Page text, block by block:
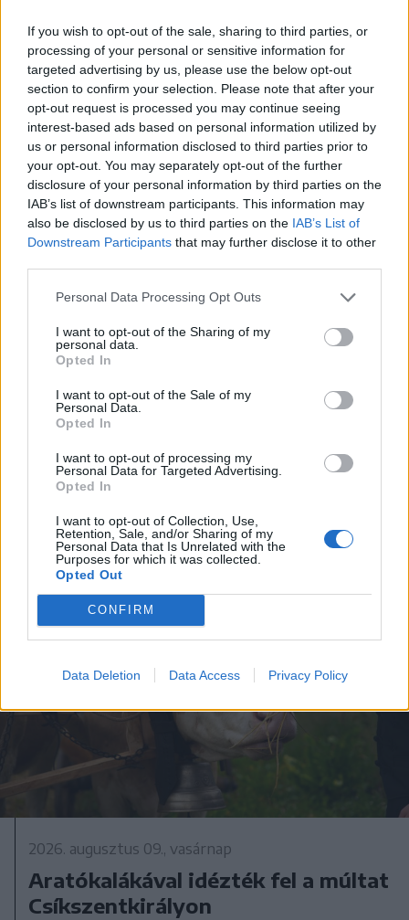
If you wish to opt-out of the sale, sharing to third parties, or
processing of your personal or sensitive information for
targeted advertising by us, please use the below opt-out
section to confirm your selection. Please note that after your
opt-out request is processed you may continue seeing
interest-based ads based on personal information utilized by
us or personal information disclosed to third parties prior to
your opt-out. You may separately opt-out of the further
disclosure of your personal information by third parties on the
IAB’s list of downstream participants. This information may
also be disclosed by us to third parties on the IAB’s List of
Downstream Participants that may further disclose it to other
Personal Data Processing Opt Outs
I want to opt-out of the Sharing of my
personal data.
Opted In
I want to opt-out of the Sale of my
Personal Data.
Opted In
I want to opt-out of processing my
Personal Data for Targeted Advertising.
Opted In
I want to opt-out of Collection, Use,
Retention, Sale, and/or Sharing of my
Personal Data that Is Unrelated with the
Purposes for which it was collected.
Opted Out
CONFIRM
Data Deletion Data Access Privacy Policy
2026. augusztus 09., vasárnap
egy TikTokon terjedő álhír miatt –
videóval
2026. augusztus 09., vasárnap
Aratókalákával idézték fel a múltat
Csíkszentkirályon